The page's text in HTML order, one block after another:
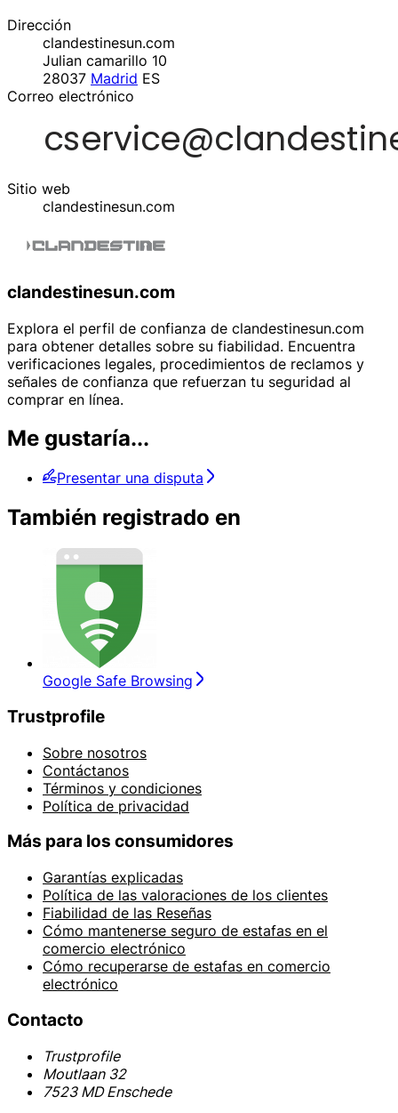
Dirección
clandestinesun.com
Julian camarillo 10
28037 Madrid ES
Correo electrónico
Sitio web
clandestinesun.com
clandestinesun.com
Explora el perfil de confianza de clandestinesun.com
para obtener detalles sobre su fiabilidad. Encuentra
verificaciones legales, procedimientos de reclamos y
señales de confianza que refuerzan tu seguridad al
comprar en línea.
Me gustaría...
Presentar una disputa
También registrado en
Google Safe Browsing
Trustprofile
Sobre nosotros
Contáctanos
Términos y condiciones
Política de privacidad
Más para los consumidores
Garantías explicadas
Política de las valoraciones de los clientes
Fiabilidad de las Reseñas
Cómo mantenerse seguro de estafas en el
comercio electrónico
Cómo recuperarse de estafas en comercio
electrónico
Contacto
Trustprofile
Moutlaan 32
7523 MD Enschede